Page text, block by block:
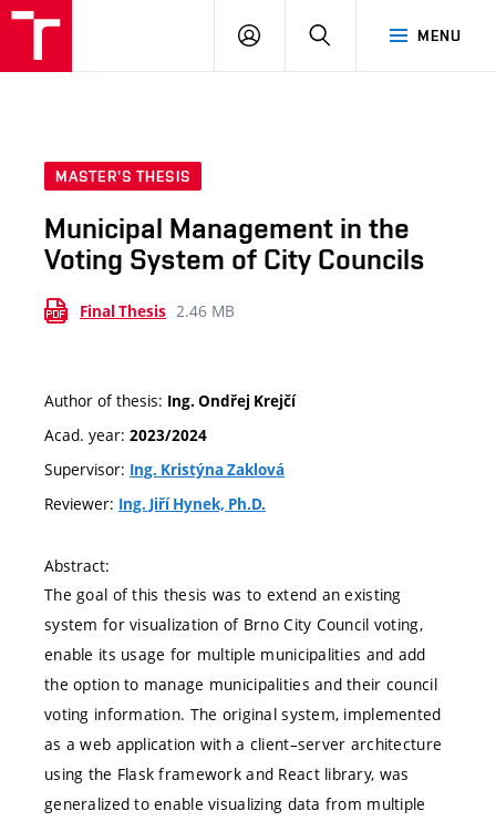
MENU
LOG
SEARCH
MASTER'S THESIS
Municipal Management in the
Voting System of City Councils
Final Thesis 2.46 MB
Author of thesis: Ing. Ondřej Krejčí
Acad. year: 2023/2024
Supervisor: Ing. Kristýna Zaklová
Reviewer: Ing. Jiří Hynek, Ph.D.
Abstract:
The goal of this thesis was to extend an existing
system for visualization of Brno City Council voting,
enable its usage for multiple municipalities and add
the option to manage municipalities and their council
voting information. The original system, implemented
as a web application with a client–server architecture
using the Flask framework and React library, was
generalized to enable visualizing data from multiple